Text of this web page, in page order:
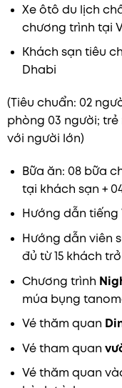
Xe ôtô du lịch
chương trình tại
Khách sạn tiêu
Dhabi
(Tiêu chuẩn: 02
phòng 03 người; trẻ
với người lớn)
Bữa ăn: 08 bữa
tại khách sạn +
Hướng dẫn
Hướng dẫn viên
đủ từ 15 khách
Chương trình
múa bụng
Vé thăm quan
Vé tham quan
Vé thăm quan